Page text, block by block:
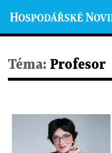
Téma: Profesor